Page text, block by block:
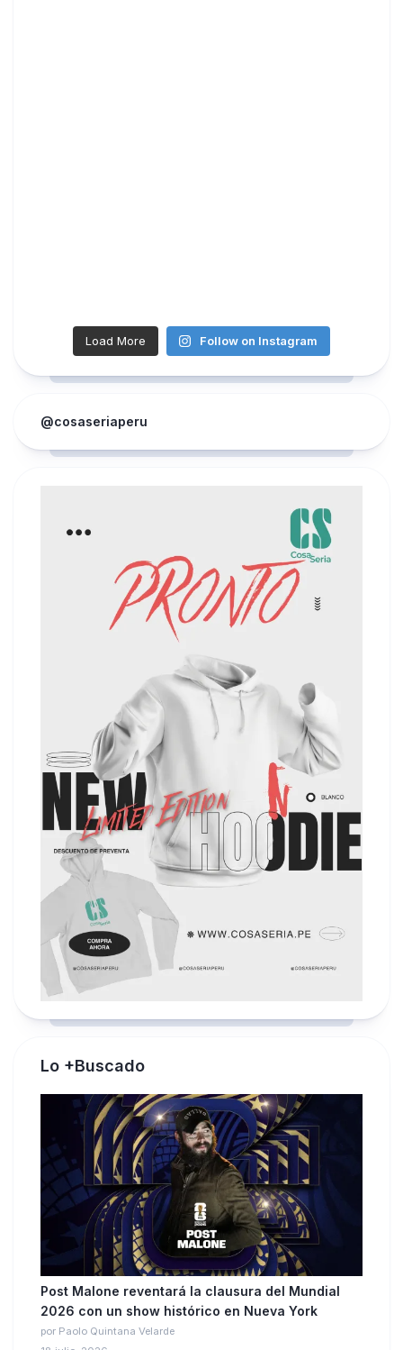
Load More Follow on Instagram
@cosaseriaperu
Lo +Buscado
Post Malone reventará la clausura del Mundial
2026 con un show histórico en Nueva York
por Paolo Quintana Velarde